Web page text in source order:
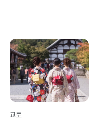
교토